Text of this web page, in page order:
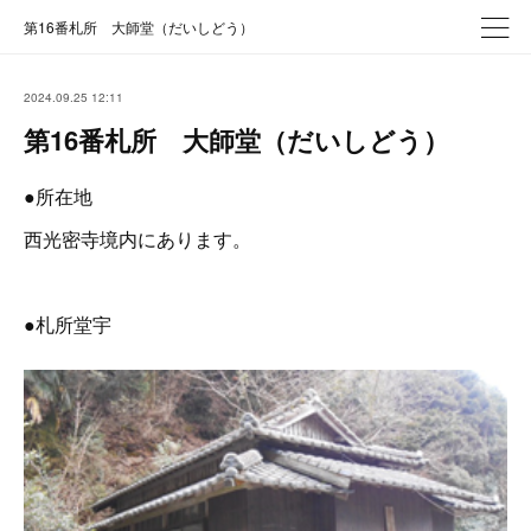
第16番札所 大師堂（だいしどう）
2024.09.25 12:11
第16番札所 大師堂（だいしどう）
●所在地
西光密寺境内にあります。
●札所堂宇